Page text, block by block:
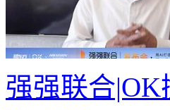
强强联合